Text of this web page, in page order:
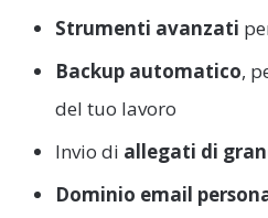
Strumenti avanzati
Backup automatico,
del tuo lavoro
Invio di allegati di
Dominio email